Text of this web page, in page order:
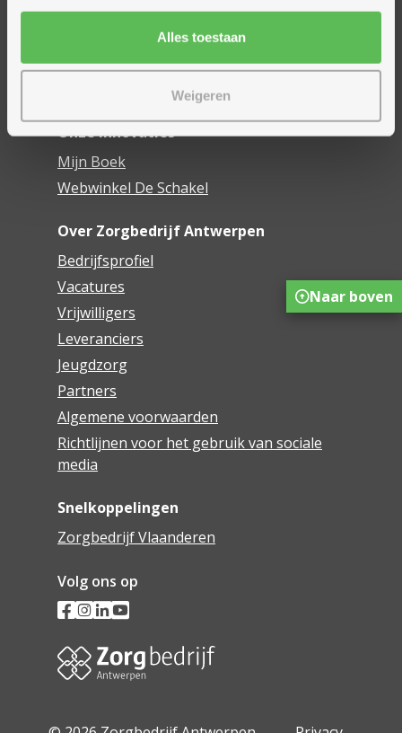
Alles toestaan
Weigeren
Assistentiewoningen
Woonzorgcentra
Financieel comfort
Onze innovaties
Mijn Boek
Webwinkel De Schakel
Over Zorgbedrijf Antwerpen
Bedrijfsprofiel
Vacatures
Vrijwilligers
Leveranciers
Jeugdzorg
Partners
Algemene voorwaarden
Richtlijnen voor het gebruik van sociale
media
Snelkoppelingen
Zorgbedrijf Vlaanderen
Volg ons op
Naar boven